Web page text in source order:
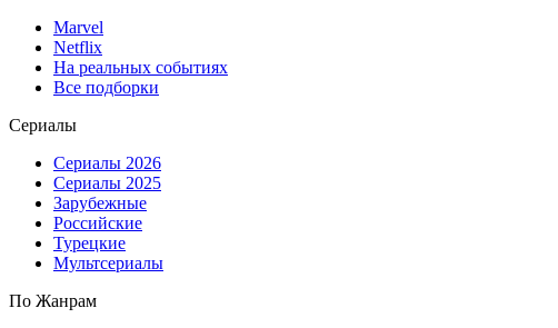
Marvel
Netflix
На реальных событиях
Все подборки
Сериалы
Сериалы 2026
Сериалы 2025
Зарубежные
Российские
Турецкие
Мультсериалы
По Жанрам